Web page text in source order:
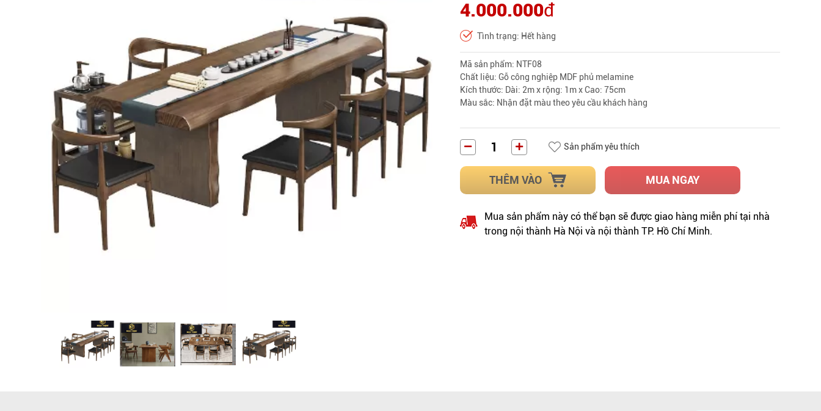
Ray trượt – bản lề – tay nắm cửa
Phụ kiện tủ bếp dưới
Giá để bát đĩa đa năng
Giá để dao thớt
Kệ để chất tẩy rửa
Kệ gia vị
Kệ góc liên hoàn
4.000.000đ
Tình trạng: Hết hàng
Mã sản phẩm: NTF08
Chất liệu: Gỗ công nghiệp MDF phủ melamine
Kích thước: Dài: 2m x rộng: 1m x Cao: 75cm
Màu sắc: Nhận đặt màu theo yêu cầu khách hàng
Sản phẩm yêu thích
THÊM VÀO MUA NGAY
Mua sản phẩm này có thể bạn sẽ được giao hàng miễn phí tại nhà
trong nội thành Hà Nội và nội thành TP. Hồ Chí Minh.